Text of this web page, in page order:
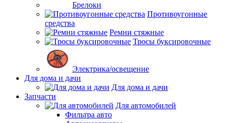
Брелоки
Противоугонные
средства
Ремни стяжные
Тросы буксировочные
Электрика/освещение
Для дома и дачи
Для дома и дачи
Запчасти
Для автомобилей
Фильтра авто